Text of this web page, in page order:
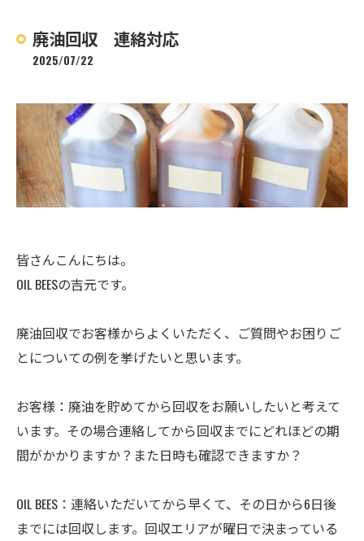
廃油回収 連絡対応
2025/07/22
皆さんこんにちは。
OIL BEESの吉元です。
廃油回収でお客様からよくいただく、ご質問やお困りご
とについての例を挙げたいと思います。
お客様：廃油を貯めてから回収をお願いしたいと考えて
います。その場合連絡してから回収までにどれほどの期
間がかかりますか？また日時も確認できますか？
OIL BEES：連絡いただいてから早くて、その日から6日後
までには回収します。回収エリアが曜日で決まっている